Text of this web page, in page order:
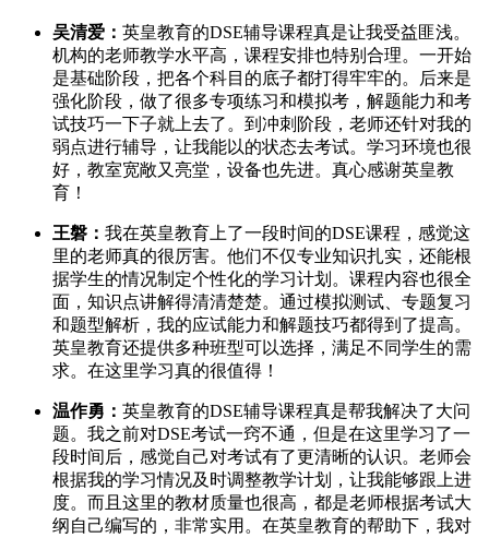
吴清爱： 英皇教育的DSE辅导课程真是让我受益匪浅。
机构的老师教学水平高，课程安排也特别合理。一开始
是基础阶段，把各个科目的底子都打得牢牢的。后来是
强化阶段，做了很多专项练习和模拟考，解题能力和考
试技巧一下子就上去了。到冲刺阶段，老师还针对我的
弱点进行辅导，让我能以的状态去考试。学习环境也很
好，教室宽敞又亮堂，设备也先进。真心感谢英皇教
育！
王磐： 我在英皇教育上了一段时间的DSE课程，感觉这
里的老师真的很厉害。他们不仅专业知识扎实，还能根
据学生的情况制定个性化的学习计划。课程内容也很全
面，知识点讲解得清清楚楚。通过模拟测试、专题复习
和题型解析，我的应试能力和解题技巧都得到了提高。
英皇教育还提供多种班型可以选择，满足不同学生的需
求。在这里学习真的很值得！
温作勇： 英皇教育的DSE辅导课程真是帮我解决了大问
题。我之前对DSE考试一窍不通，但是在这里学习了一
段时间后，感觉自己对考试有了更清晰的认识。老师会
根据我的学习情况及时调整教学计划，让我能够跟上进
度。而且这里的教材质量也很高，都是老师根据考试大
纲自己编写的，非常实用。在英皇教育的帮助下，我对